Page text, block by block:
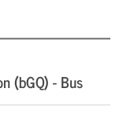
(bGQ) - Bus